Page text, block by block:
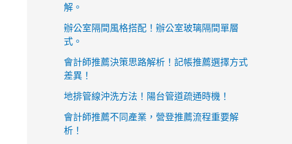
解。
辦公室隔間風格搭配！辦公室玻璃隔間單層
式。
會計師推薦決策思路解析！記帳推薦選擇方式
差異！
地排管線沖洗方法！陽台管道疏通時機！
會計師推薦不同產業，營登推薦流程重要解
析！